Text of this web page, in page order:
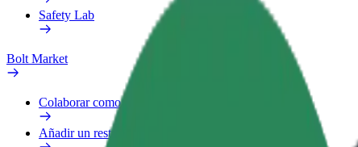
Safety Lab
Bolt Market
Colaborar como repartidor
Añadir un restaurante o tienda